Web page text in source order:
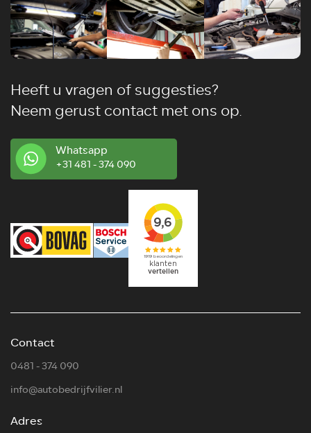
Heeft u vragen of suggesties?
Neem gerust contact met ons op.
Whatsapp
+31 481 - 374 090
Contact
0481 - 374 090
info@autobedrijfvilier.nl
Adres